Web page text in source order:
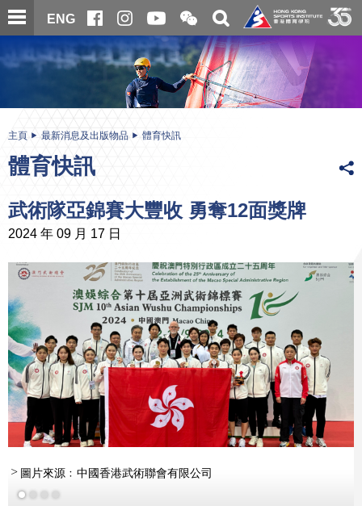
跳
至
內
ENG
開
合
微
信
二
維
碼
關
搜
尋
内
主頁 最新消息及出版物品 體育快訊
體育快訊
武術隊亞錦賽大豐收 勇奪12面獎牌
2024 年 09 月 17 日
圖片來源﹕中國香港武術聯會有限公司